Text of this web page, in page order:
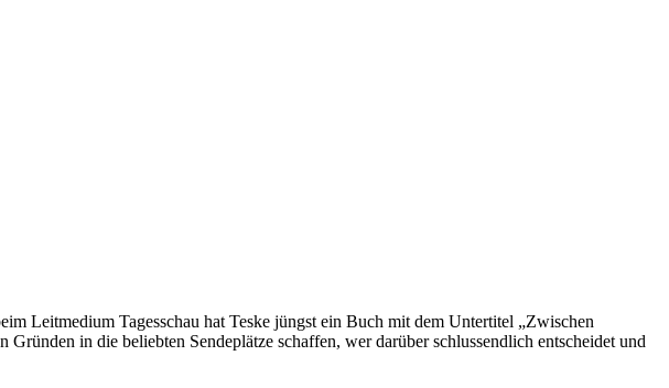
Leitmedium Tagesschau hat Teske jüngst ein Buch mit dem Untertitel „Zwischen
in die beliebten Sendeplätze schaffen, wer darüber schlussendlich entscheidet und